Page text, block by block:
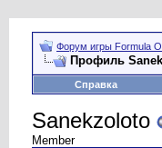
Форум игры Formula
Профиль
Справка
Sanekzoloto
Member